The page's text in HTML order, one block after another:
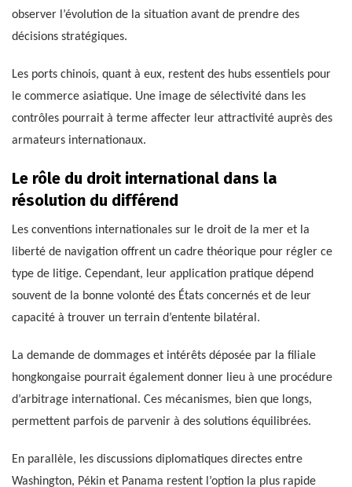
observer l’évolution de la situation avant de prendre des
décisions stratégiques.
Les ports chinois, quant à eux, restent des hubs essentiels pour
le commerce asiatique. Une image de sélectivité dans les
contrôles pourrait à terme affecter leur attractivité auprès des
armateurs internationaux.
Le rôle du droit international dans la
résolution du différend
Les conventions internationales sur le droit de la mer et la
liberté de navigation offrent un cadre théorique pour régler ce
type de litige. Cependant, leur application pratique dépend
souvent de la bonne volonté des États concernés et de leur
capacité à trouver un terrain d’entente bilatéral.
La demande de dommages et intérêts déposée par la filiale
hongkongaise pourrait également donner lieu à une procédure
d’arbitrage international. Ces mécanismes, bien que longs,
permettent parfois de parvenir à des solutions équilibrées.
En parallèle, les discussions diplomatiques directes entre
Washington, Pékin et Panama restent l’option la plus rapide